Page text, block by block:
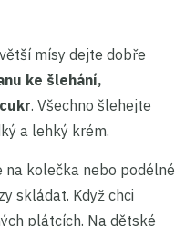
mísy dejte dobře
ke šlehání,
. Všechno šlehejte
a lehký krém.
kolečka nebo podélné
skládat. Když chci
plátcích. Na dětské